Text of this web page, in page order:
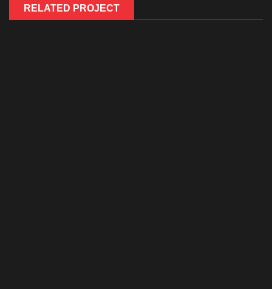
RELATED PROJECT